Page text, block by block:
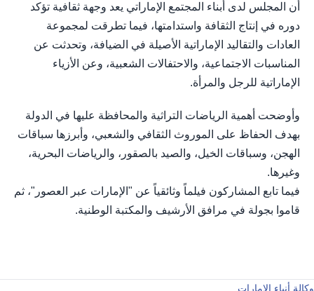
أن المجلس لدى أبناء المجتمع الإماراتي يعد وجهة ثقافية تؤكد
دوره في إنتاج الثقافة واستدامتها، فيما تطرقت لمجموعة
العادات والتقاليد الإماراتية الأصيلة في الضيافة، وتحدثت عن
المناسبات الاجتماعية، والاحتفالات الشعبية، وعن الأزياء
الإماراتية للرجل والمرأة.
وأوضحت أهمية الرياضات التراثية والمحافظة عليها في الدولة
بهدف الحفاظ على الموروث الثقافي والشعبي، وأبرزها سباقات
الهجن، وسباقات الخيل، والصيد بالصقور، والرياضات البحرية،
وغيرها.
فيما تابع المشاركون فيلماً وثائقياً عن "الإمارات عبر العصور"، ثم
قاموا بجولة في مرافق الأرشيف والمكتبة الوطنية.
وكالة أنباء الإمارات